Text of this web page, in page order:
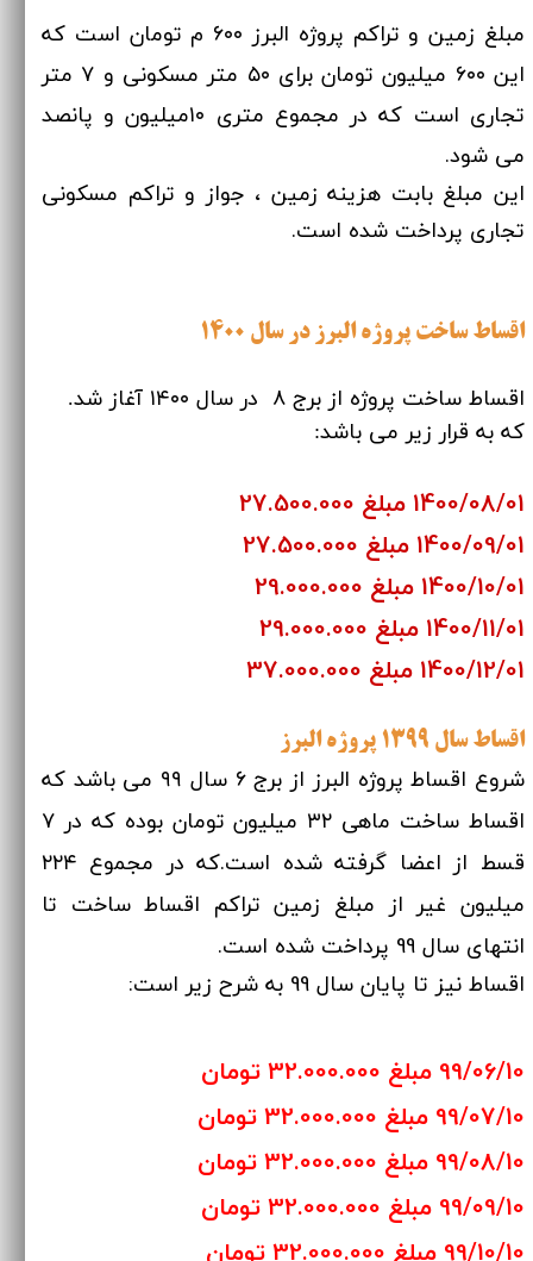
مبلغ زمین و تراکم پروژه البرز ۶۰۰ م تومان است که
این ۶۰۰ میلیون تومان برای ۵۰ متر مسکونی و ۷ متر
تجاری است که در مجموع متری ۱۰میلیون و پانصد
می شود.
این مبلغ بابت هزینه زمین ، جواز و تراکم مسکونی
تجاری پرداخت شده است.
اقساط ساخت پروژه البرز در سال ۱۴۰۰
اقساط ساخت پروژه از برج ۸ در سال ۱۴۰۰ آغاز شد.
که به قرار زیر می باشد:
1400/08/01 مبلغ 27.500.000
1400/09/01 مبلغ 27.500.000
1400/10/01 مبلغ 29.000.000
1400/11/01 مبلغ 29.000.000
1400/12/01 مبلغ 37.000.000
اقساط سال ۱۳۹۹ پروژه البرز
شروع اقساط پروژه البرز از برج ۶ سال ۹۹ می باشد که
اقساط ساخت ماهی ۳۲ میلیون تومان بوده که در ۷
قسط از اعضا گرفته شده است.که در مجموع ۲۲۴
میلیون غیر از مبلغ زمین تراکم اقساط ساخت تا
انتهای سال 99 پرداخت شده است.
اقساط نیز تا پایان سال 99 به شرح زیر است:
99/06/10 مبلغ 32.000.000 تومان
99/07/10 مبلغ 32.000.000 تومان
99/08/10 مبلغ 32.000.000 تومان
99/09/10 مبلغ 32.000.000 تومان
99/10/10 مبلغ 32.000.000 تومان